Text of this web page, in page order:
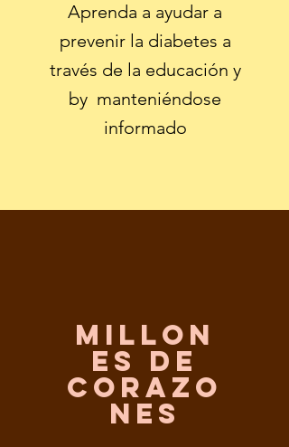
Aprenda a ayudar a
prevenir la diabetes a
través de la educación y
by manteniéndose
informado
millon
es de
corazo
nes